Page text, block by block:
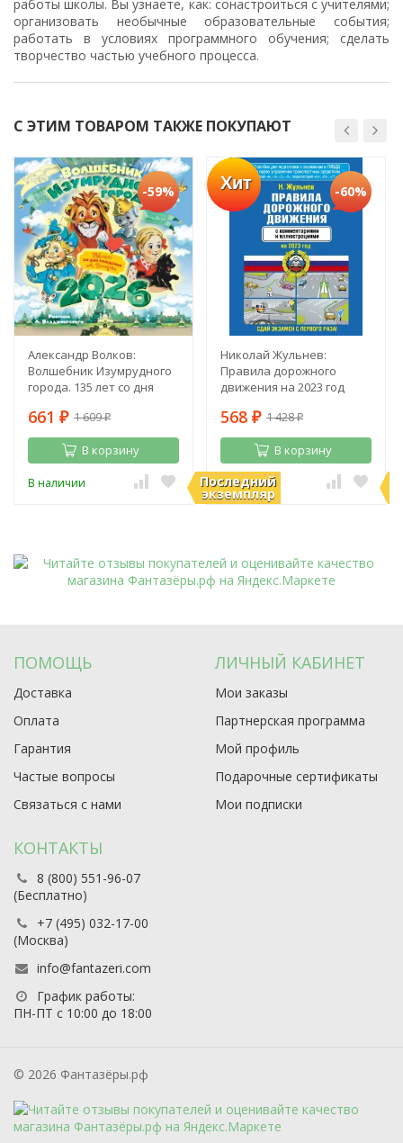
работы школы. Вы узнаете, как: сонастроиться с учителями;
организовать необычные образовательные события;
работать в условиях программного обучения; сделать
творчество частью учебного процесса.
С ЭТИМ ТОВАРОМ ТАКЖЕ ПОКУПАЮТ
-59%
Александр Волков:
Волшебник Изумрудного
города. 135 лет со дня
661 ₽ 1 609₽
В корзину
В наличии
Хит
Последний
экземпляр
-60%
Николай Жульнев:
Правила дорожного
движения на 2023 год
568 ₽ 1 428₽
В корзину
В наличии
ПОМОЩЬ
Доставка
Оплата
Гарантия
Частые вопросы
Связаться с нами
ЛИЧНЫЙ КАБИНЕТ
Мои заказы
Партнерская программа
Мой профиль
Подарочные сертификаты
Мои подписки
КОНТАКТЫ
8 (800) 551-96-07
(Бесплатно)
+7 (495) 032-17-00
(Москва)
info@fantazeri.com
График работы:
ПН-ПТ с 10:00 до 18:00
© 2026 Фантазёры.рф